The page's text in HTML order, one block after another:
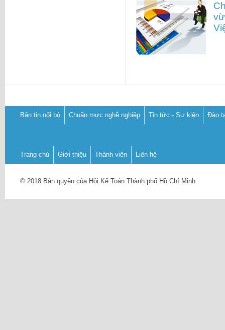
Bản tin nội bộ Chuẩn mực nghề nghiệp Tin tức - Sự kiện Đào
Trang chủ Giới thiệu Thành viên Liên hệ
© 2018 Bản quyền của Hội Kế Toán Thành phố Hồ Chí Minh